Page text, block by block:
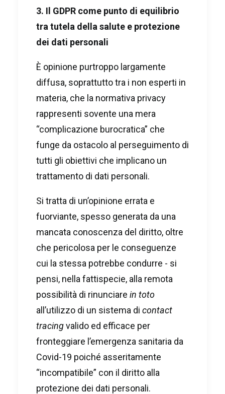
3. Il GDPR come punto di equilibrio
tra tutela della salute e protezione
dei dati personali
È opinione purtroppo largamente
diffusa, soprattutto tra i non esperti in
materia, che la normativa privacy
rappresenti sovente una mera
“complicazione burocratica” che
funge da ostacolo al perseguimento di
tutti gli obiettivi che implicano un
trattamento di dati personali.
Si tratta di un’opinione errata e
fuorviante, spesso generata da una
mancata conoscenza del diritto, oltre
che pericolosa per le conseguenze
cui la stessa potrebbe condurre - si
pensi, nella fattispecie, alla remota
possibilità di rinunciare in toto
all’utilizzo di un sistema di contact
tracingvalido ed efficace per
fronteggiare l’emergenza sanitaria da
Covid-19 poiché asseritamente
“incompatibile” con il diritto alla
protezione dei dati personali.